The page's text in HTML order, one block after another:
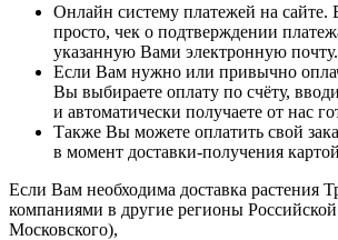
Онлайн систему платежей на сайте.
просто, чек о подтверждении
указанную Вами электронную почту.
Если Вам нужно или привычно
Вы выбираете оплату по счёту,
и автоматически получаете от нас
Также Вы можете оплатить свой
в момент доставки-получения
Если Вам необходима доставка растения
компаниями в другие регионы
Московского),